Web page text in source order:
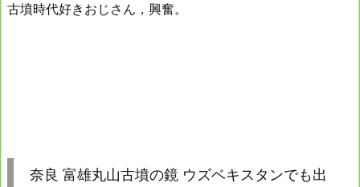
古墳時代好きおじさん，興奮。
奈良 富雄丸山古墳の鏡 ウズベキスタンでも出